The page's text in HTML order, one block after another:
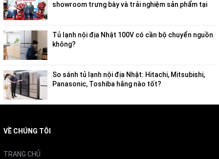
showroom trưng bày và trải nghiệm sản phẩm tại
Tủ lạnh nội địa Nhật 100V có cần bộ chuyển nguồn
không?
So sánh tủ lạnh nội địa Nhật: Hitachi, Mitsubishi,
Panasonic, Toshiba hãng nào tốt?
VỀ CHÚNG TÔI
TRANG CHỦ